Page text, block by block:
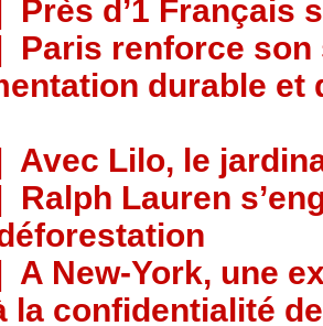
Près d’1 Français
Paris renforce
durable et
Avec Lilo, le
Ralph Lauren
A New-York, une
la confidentialité